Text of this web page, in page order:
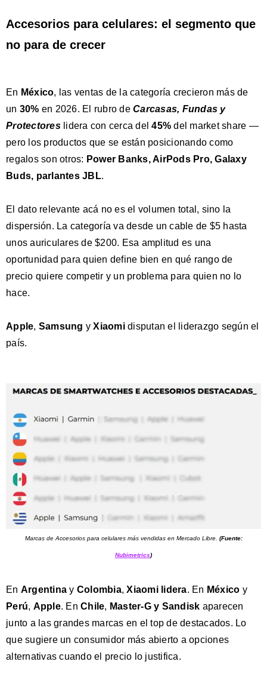
Accesorios para celulares: el segmento que
no para de crecer
En México, las ventas de la categoría crecieron más de
un 30% en 2026. El rubro de Carcasas, Fundas y
Protectoreslidera con cerca del45% del market share —
pero los productos que se están posicionando como
regalos son otros: Power Banks, AirPods Pro, Galaxy
Buds, parlantes JBL.
El dato relevante acá no es el volumen total, sino la
dispersión. La categoría va desde un cable de $5 hasta
unos auriculares de $200. Esa amplitud es una
oportunidad para quien define bien en qué rango de
precio quiere competir y un problema para quien no lo
hace.
Apple, Samsung yXiaomi disputan el liderazgo según el
país.
Marcas de Accesorios para celulares más vendidas en Mercado Libre. (Fuente:
Nubimetrics)
En Argentinay Colombia,Xiaomi lidera. En México y
Perú, Apple. En Chile, Master-G y Sandisk aparecen
junto a las grandes marcas en el top de destacados. Lo
que sugiere un consumidor más abierto a opciones
alternativas cuando el precio lo justifica.